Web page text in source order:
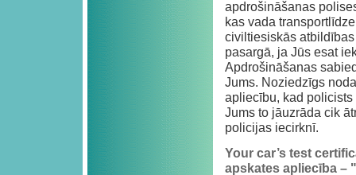
apdrošināšanas
kas vada
civiltiesiskās
pasargā, ja Jūs esat
Apdrošināšanas
Jums. Noziedzīgs
apliecību, kad
Jums to jāuzrāda cik
policijas iecirknī.
Your car’s test
apskates apliecība –